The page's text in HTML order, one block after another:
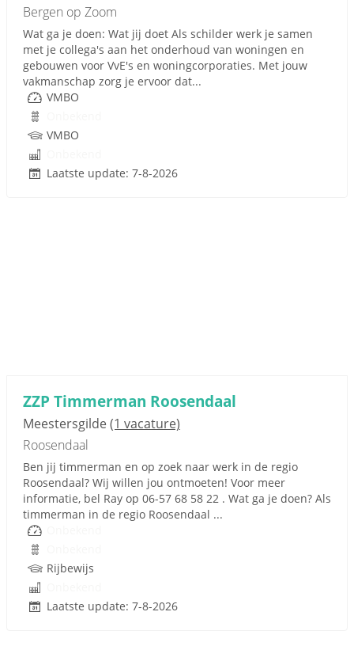
Bergen op Zoom
Wat ga je doen: Wat jij doet Als schilder werk je samen
met je collega's aan het onderhoud van woningen en
gebouwen voor VvE's en woningcorporaties. Met jouw
vakmanschap zorg je ervoor dat...
VMBO
VMBO
Laatste update: 7-8-2026
ZZP Timmerman Roosendaal
Meestersgilde(1 vacature)
Roosendaal
Ben jij timmerman en op zoek naar werk in de regio
Roosendaal? Wij willen jou ontmoeten! Voor meer
informatie, bel Ray op 06-57 68 58 22 . Wat ga je doen? Als
timmerman in de regio Roosendaal ...
Rijbewijs
Laatste update: 7-8-2026